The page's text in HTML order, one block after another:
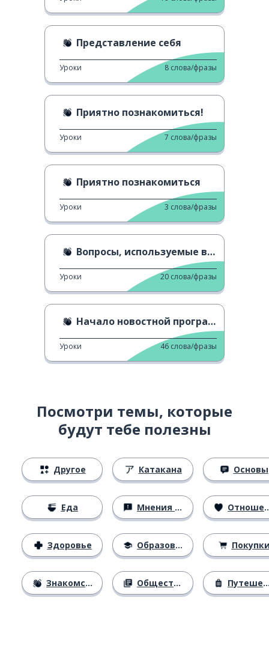
Представление себя
Уроки 8 слова/фразы
Приятно познакомиться!
Уроки 7 слова/фразы
Приятно познакомиться
Уроки 3 слова/фразы
Вопросы, используемые в бизнесе
Уроки 20 слова/фразы
Начало новостной программы
Уроки 46 слова/фразы
Посмотри темы, которые
будут тебе полезны
Другое
Еда
Здоровье
Знакомство
Катакана
Мнения и убеждения
Образование
Общество
Основы
Отношения
Путешествия